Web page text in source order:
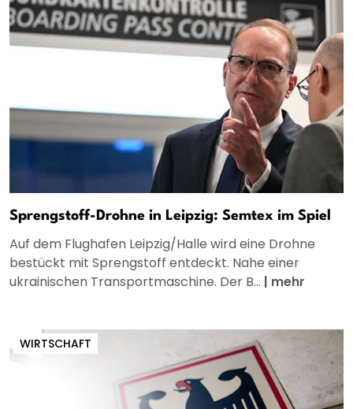
Sprengstoff-Drohne in Leipzig: Semtex im Spiel
Auf dem Flughafen Leipzig/Halle wird eine Drohne
bestückt mit Sprengstoff entdeckt. Nahe einer
ukrainischen Transportmaschine. Der B... | mehr
WIRTSCHAFT